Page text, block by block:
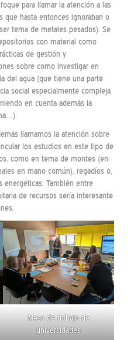
para llamar la atención a las
que hasta entonces ignoraban o
tema de metales pesados). Se
con material como
de gestión y
sobre como investigar en
del agua (que tiene una parte
social especialmente compleja
en cuenta además la
llamamos la atención sobre
los estudios en este tipo de
como en tema de montes (en
en mano común), regadíos o,
energéticas. También entre
de recursos sería interesante
Mesa de trabajo de
universidades